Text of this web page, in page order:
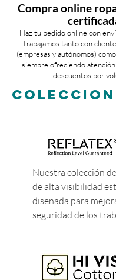
Compra online
Haz tu pedido online con
Trabajamos tanto con
(empresas y autónomos)
siempre ofreciendo
descuentos por
Nuestra colección
de alta visibilidad
diseñada para
seguridad de los
sin costuras utiliza
de cintas